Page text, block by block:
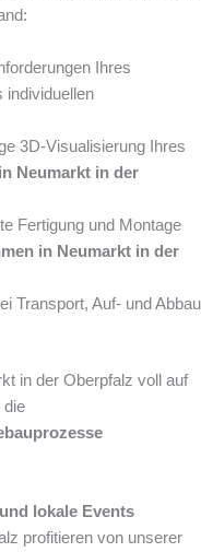
Ihres
individuellen
3D-Visualisierung Ihres
Neumarkt in der
Fertigung und Montage
in Neumarkt in der
Transport, Auf- und Abbau
in der Oberpfalz voll auf
die
lokale Events
profitieren von unserer